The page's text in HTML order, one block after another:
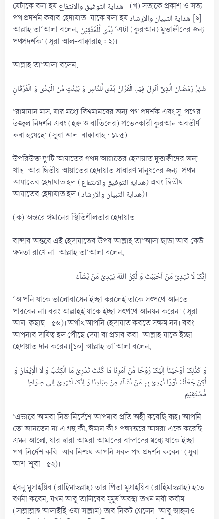
যেটাকে বলা হয় هداية التوفيق والانتفاع । (খ) সত্যকে প্রকাশ ও সত্য
পথ প্রদর্শন করার হেদায়াত। যাকে বলা হয় هداية التبيان والإرشاد।[৯]
আল্লাহ তা‘আলা বলেন, ہُدًی لِّلۡمُتَّقِیۡنَ ‘এটা (কুরআন) মুত্তাক্বীদের জন্য
পথপ্রদর্শক’ (সূরা আল-বাক্বারাহ : ২)।
আল্লাহ তা‘আলা বলেন,
‘রামাযান মাস, যার মধ্যে বিশ্বমানবের জন্য পথ প্রদর্শক এবং সু-পথের
উজ্জ্বল নিদর্শন এবং (হক্ব ও বাতিলের) প্রভেদকারী কুরআন অবতীর্ণ
করা হয়েছে’ (সূরা আল-বাক্বারাহ : ১৮৫)।
উপরিউক্ত দু’টি আয়াতের প্রথম আয়াতের হেদায়াত মুত্তাক্বীদের জন্য
খাছ। আর দ্বিতীয় আয়াতের হেদায়াত সাধারণ মানুষদের জন্য। প্রথম
আয়াতের হেদায়াত হল (هداية التوفيق والانتفاع) এবং দ্বিতীয়
আয়াতের হেদায়াত হল (هداية التبيان والإرشاد)।
(ক) অন্তরে ঈমানের স্থিতিশীলতার হেদায়াত
বান্দার অন্তরে এই হেদায়াতের উপর আল্লাহ তা‘আলা ছাড়া আর কেউ
ক্ষমতা রাখে না। আল্লাহ তা‘আলা বলেন,
‘আপনি যাকে ভালোবাসেন ইচ্ছা করলেই তাকে সৎপথে আনতে
পারবেন না। বরং আল্লাহই যাকে ইচ্ছা সৎপথে আনয়ন করেন’ (সূরা
আল-ক্বছাছ : ৫৬)। অর্থাৎ আপনি হেদায়াত করতে সক্ষম নন। বরং
আপনার দায়িত্ব হল পৌঁছে দেয়া বা প্রচার করা। আল্লাহ যাকে ইচ্ছা
হেদায়াত দান করেন।[১০] আল্লাহ তা‘আলা বলেন,
وَ کَذٰلِکَ اَوۡحَیۡنَاۤ اِلَیۡکَ رُوۡحًا مِّنۡ اَمۡرِنَا مَا کُنۡتَ تَدۡرِیۡ مَا الۡکِتٰبُ وَ لَا الۡاِیۡمَانُ وَ
لٰکِنۡ جَعَلۡنٰہُ نُوۡرًا نَّہۡدِیۡ بِہٖ مَنۡ نَّشَآءُ مِنۡ عِبَادِنَا وَ اِنَّکَ لَتَہۡدِیۡۤ اِلٰی صِرَاطٍ
‘এভাবে আমরা নিজ নির্দেশে আপনার প্রতি অহী করেছি রূহ। আপনি
তো জানতেন না এ গ্রন্থ কী, ঈমান কী? পক্ষান্তরে আমরা একে করেছি
এমন আলো, যার দ্বারা আমরা আমাদের বান্দাদের মধ্যে যাকে ইচ্ছা
পথ-নির্দেশ করি। আর নিশ্চয় আপনি সরল পথ প্রদর্শন করেন’ (সূরা
আশ-শূরা : ৫২)।
ইবনু মুসাইয়িব (রাহিমাহুল্লাহ) তার পিতা মুসাইয়িব (রাহিমাহুল্লাহ) হতে
বর্ণনা করেন, যখন আবূ তালিবের মুমূর্ষ অবস্থা তখন নবী করীম
(সাল্লাল্লাহু আলাইহি ওয়া সাল্লাম) তার নিকট গেলেন। আবূ জাহলও